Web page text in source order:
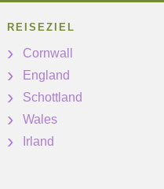
REISEZIEL
Cornwall
England
Schottland
Wales
Irland